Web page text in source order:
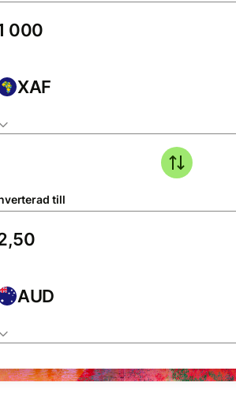
XAF
till
AUD